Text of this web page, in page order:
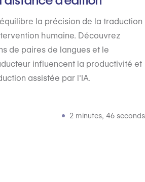
la précision de la traduction
humaine. Découvrez
de paires de langues et le
influencent la productivité et
assistée par l'IA.
2 minutes, 46 seconds